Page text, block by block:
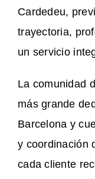
Cardedeu,
trayectoria,
un servicio
La comunidad
más grande
Barcelona y
y coordinación
cada cliente